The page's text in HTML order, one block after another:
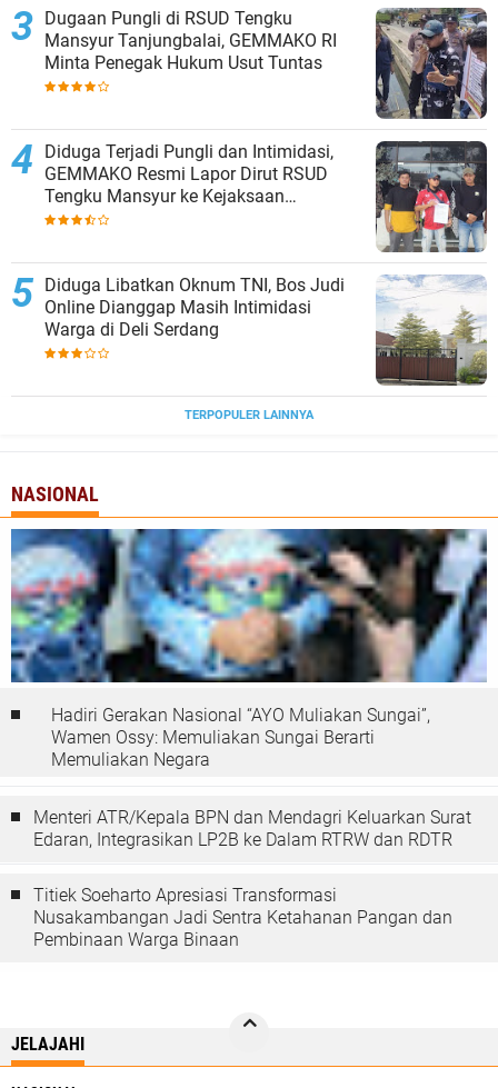
Dugaan Pungli di RSUD Tengku
Mansyur Tanjungbalai, GEMMAKO RI
Minta Penegak Hukum Usut Tuntas
Diduga Terjadi Pungli dan Intimidasi,
GEMMAKO Resmi Lapor Dirut RSUD
Tengku Mansyur ke Kejaksaan
Tanjungbalai
Diduga Libatkan Oknum TNI, Bos Judi
Online Dianggap Masih Intimidasi
Warga di Deli Serdang
TERPOPULER LAINNYA
NASIONAL
Hadiri Gerakan Nasional “AYO Muliakan Sungai”,
Wamen Ossy: Memuliakan Sungai Berarti
Memuliakan Negara
Menteri ATR/Kepala BPN dan Mendagri Keluarkan Surat
Edaran, Integrasikan LP2B ke Dalam RTRW dan RDTR
Titiek Soeharto Apresiasi Transformasi
Nusakambangan Jadi Sentra Ketahanan Pangan dan
Pembinaan Warga Binaan
JELAJAHI